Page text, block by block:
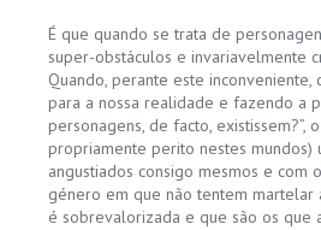
É que quando se trata de
super-obstáculos e invariavelmente
Quando, perante este
para a nossa realidade e fazendo a
personagens, de facto,
propriamente perito nestes
angustiados consigo mesmos e
género em que não tentem
é sobrevalorizada e que são os que